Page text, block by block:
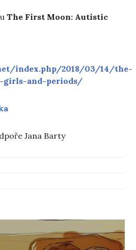
The First Moon: Autistic
index.php/2018/03/14/the-
and-periods/
Jana Barty